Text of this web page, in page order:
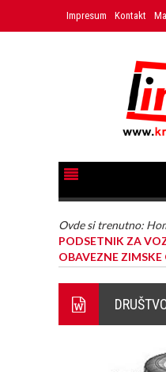
Impresum Kontakt
Ovde si trenutno:
PODSETNIK ZA
OBAVEZNE ZIMSKE